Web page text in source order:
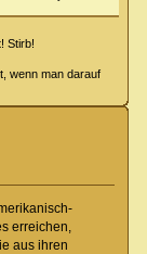
Stirb!
wenn man darauf
erreichen,
aus ihren